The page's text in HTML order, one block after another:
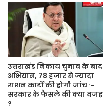
उत्तराखंड निकाय चुनाव के बाद
अभियान, 78 हजार से ज्यादा
राशन कार्डों की होगी जांच :-
सरकार के फैसले की क्या वजह
?